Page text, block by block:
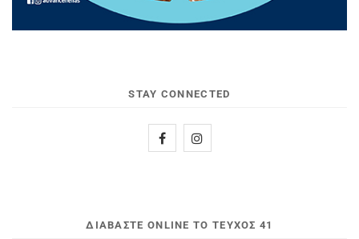
STAY CONNECTED
ΔΙΑΒΆΣΤΕ ONLINE ΤΟ ΤΕΎΧΟΣ 41